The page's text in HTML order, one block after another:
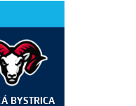
BYSTRICA